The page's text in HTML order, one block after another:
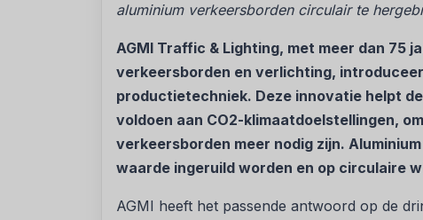
aluminium verkeersborden circulair te
AGMI Traffic & Lighting, met meer dan 75
verkeersborden en verlichting,
productietechniek. Deze innovatie helpt
voldoen aan CO2-klimaatdoelstellingen,
verkeersborden meer nodig zijn.
waarde ingeruild worden en op circulaire
AGMI heeft het passende antwoord op de